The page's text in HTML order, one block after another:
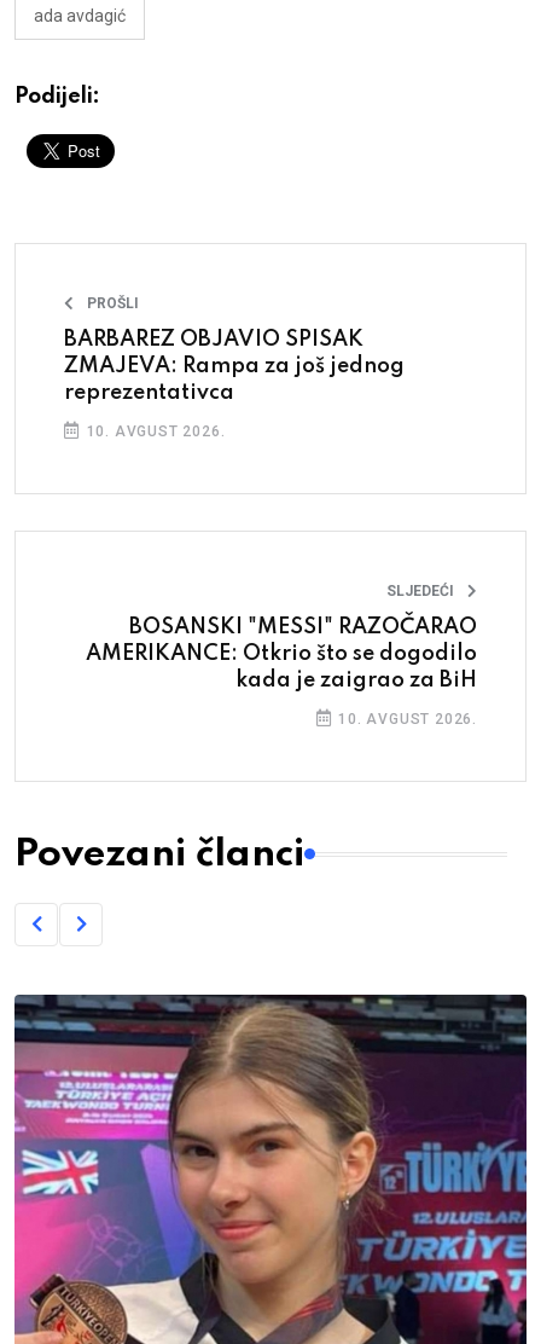
ada avdagić
Podijeli:
PROŠLI
BARBAREZ OBJAVIO SPISAK
ZMAJEVA: Rampa za još jednog
reprezentativca
10. AVGUST 2026.
SLJEDEĆI
BOSANSKI "MESSI" RAZOČARAO
AMERIKANCE: Otkrio što se dogodilo
kada je zaigrao za BiH
10. AVGUST 2026.
Povezani članci